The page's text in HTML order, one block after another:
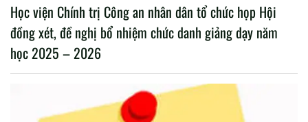
Học viện Chính trị Công an nhân dân tổ chức họp Hội
đồng xét, đề nghị bổ nhiệm chức danh giảng dạy năm
học 2025 – 2026